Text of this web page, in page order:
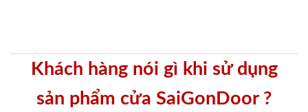
Khách hàng nói gì khi sử dụng
sản phẩm cửa SaiGonDoor ?